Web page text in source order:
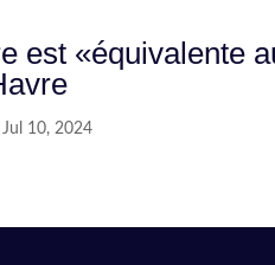
est «équivalente
Jul 10, 2024